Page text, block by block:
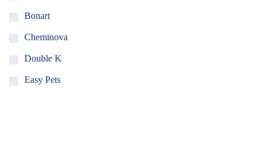
Bonart
Cheminova
Double K
Easy Pets